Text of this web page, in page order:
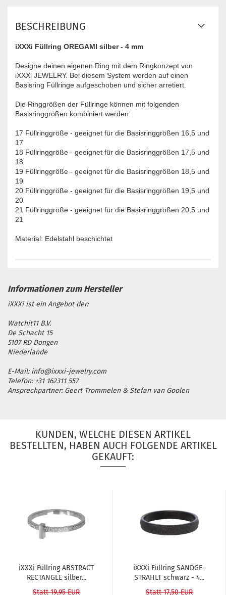
BESCHREIBUNG
iXXXi Füllring OREGAMI silber - 4 mm
Designe deinen eigenen Ring mit dem Ringkonzept von
iXXXi JEWELRY. Bei diesem System werden auf einen
Basisring Füllringe aufgeschoben und sicher arretiert.
Die Ringgrößen der Füllringe können mit folgenden
Basisringgrößen kombiniert werden:
17 Füllringgröße - geeignet für die Basisringgrößen 16,5 und
17
18 Füllringgröße - geeignet für die Basisringgrößen 17,5 und
18
19 Füllringgröße - geeignet für die Basisringgrößen 18,5 und
19
20 Füllringgröße - geeignet für die Basisringgrößen 19,5 und
20
21 Füllringgröße - geeignet für die Basisringgrößen 20,5 und
21
Material: Edelstahl beschichtet
iXXXi ist ein Angebot der:
Watchit11 B.V.
De Schacht 15
5107 RD Dongen
Niederlande
E-Mail: info@ixxxi-jewelry.com
Telefon: +31 162311 557
Ansprechpartner: Geert Trommelen & Stefan van Goolen
KUNDEN, WELCHE DIESEN ARTIKEL
BESTELLTEN, HABEN AUCH FOLGENDE ARTIKEL
GEKAUFT:
iXXXi Füll­ring ABS­TRACT
RECT­ANG­LE sil­ber...
Statt 19,95 EUR
iXXXi Füll­ring SAND­GE­
STRAHLT schwarz - 4...
Statt 17,50 EUR